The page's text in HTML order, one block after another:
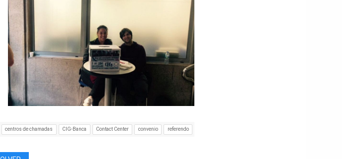
centros de chamadas CIG-Banca Contact Center convenio referendo